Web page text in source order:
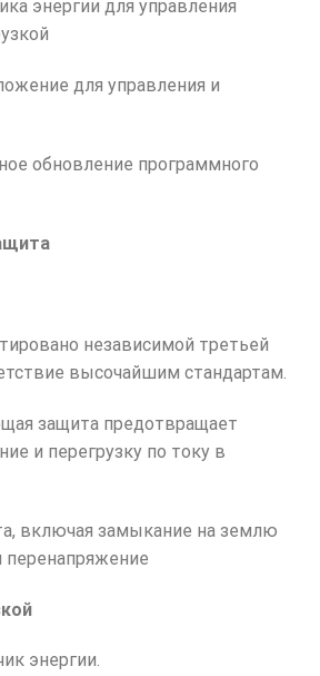
энергии для управления
для управления и
обновление программного
независимой третьей
высочайшим стандартам.
защита предотвращает
и перегрузку по току в
включая замыкание на землю
перенапряжение
энергии.